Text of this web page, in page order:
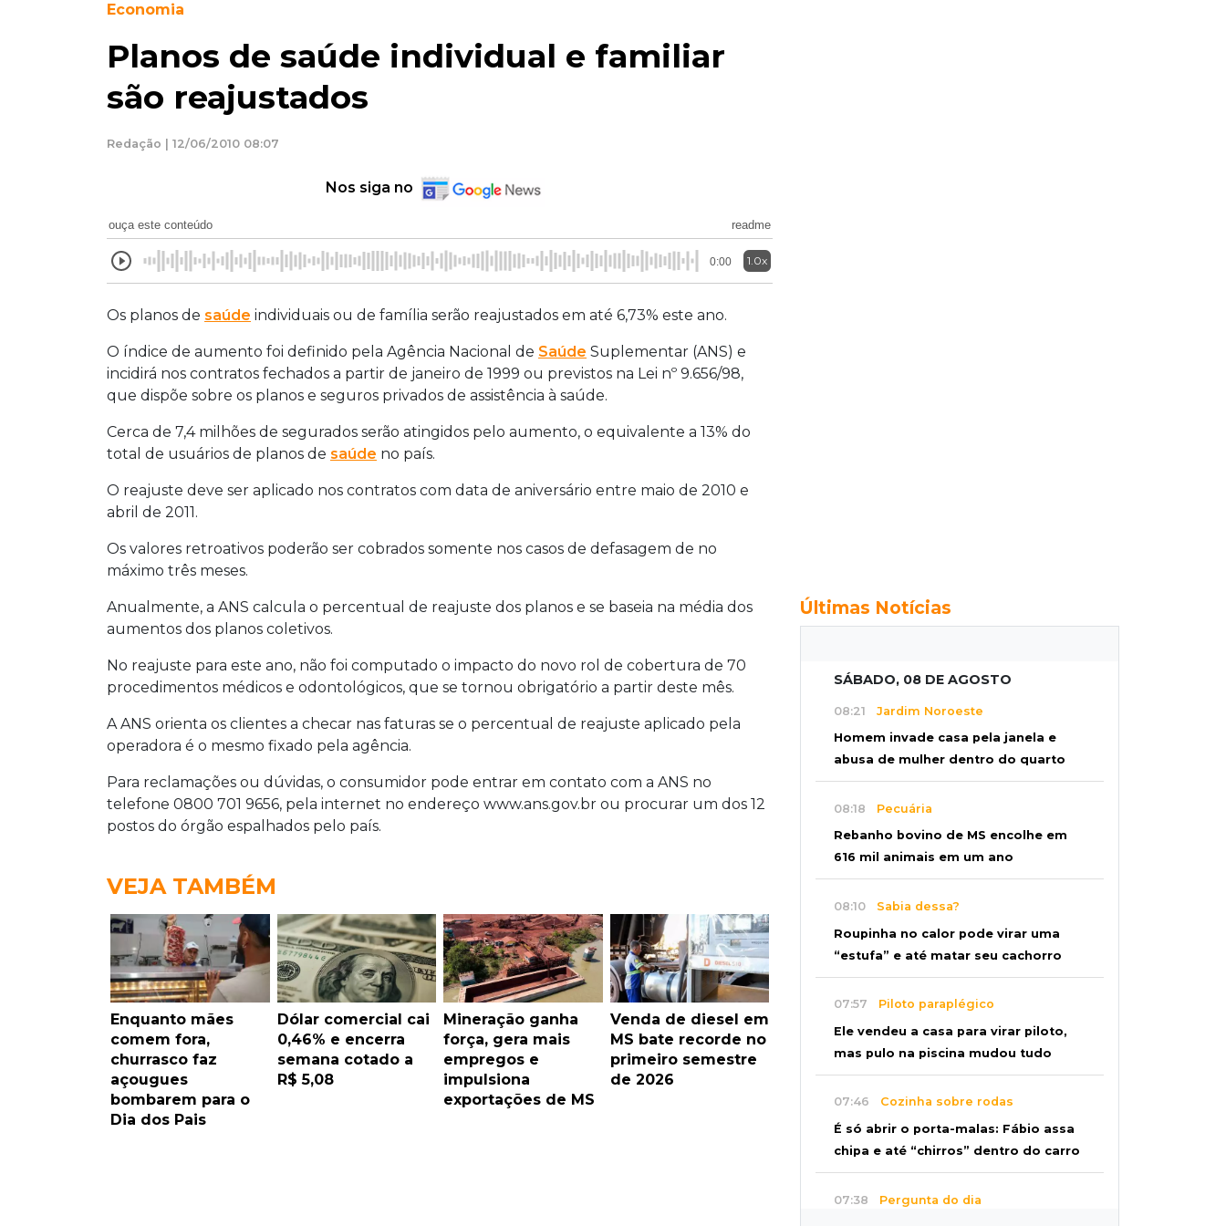
Economia
Planos de saúde individual e familiar
são reajustados
Redação | 12/06/2010 08:07
Nos siga no
ouça este conteúdo readme
0:00 1.0x
Os planos de saúde individuais ou de família serão reajustados em até 6,73% este ano.
O índice de aumento foi definido pela Agência Nacional de Saúde Suplementar (ANS) e
incidirá nos contratos fechados a partir de janeiro de 1999 ou previstos na Lei nº 9.656/98,
que dispõe sobre os planos e seguros privados de assistência à saúde.
Cerca de 7,4 milhões de segurados serão atingidos pelo aumento, o equivalente a 13% do
total de usuários de planos de saúde no país.
O reajuste deve ser aplicado nos contratos com data de aniversário entre maio de 2010 e
abril de 2011.
Os valores retroativos poderão ser cobrados somente nos casos de defasagem de no
máximo três meses.
Anualmente, a ANS calcula o percentual de reajuste dos planos e se baseia na média dos
aumentos dos planos coletivos.
No reajuste para este ano, não foi computado o impacto do novo rol de cobertura de 70
procedimentos médicos e odontológicos, que se tornou obrigatório a partir deste mês.
A ANS orienta os clientes a checar nas faturas se o percentual de reajuste aplicado pela
operadora é o mesmo fixado pela agência.
Para reclamações ou dúvidas, o consumidor pode entrar em contato com a ANS no
telefone 0800 701 9656, pela internet no endereço www.ans.gov.br ou procurar um dos 12
postos do órgão espalhados pelo país.
VEJA TAMBÉM
Enquanto mães
comem fora,
churrasco faz
açougues
bombarem para o
Dia dos Pais
Dólar comercial cai
0,46% e encerra
semana cotado a
R$ 5,08
Mineração ganha
força, gera mais
empregos e
impulsiona
exportações de MS
Venda de diesel em
MS bate recorde no
primeiro semestre
de 2026
Últimas Notícias
SÁBADO, 08 DE AGOSTO
08:21 Jardim Noroeste
Homem invade casa pela janela e
abusa de mulher dentro do quarto
08:18 Pecuária
Rebanho bovino de MS encolhe em
616 mil animais em um ano
08:10 Sabia dessa?
Roupinha no calor pode virar uma
“estufa” e até matar seu cachorro
07:57 Piloto paraplégico
Ele vendeu a casa para virar piloto,
mas pulo na piscina mudou tudo
07:46 Cozinha sobre rodas
É só abrir o porta-malas: Fábio assa
chipa e até “chirros” dentro do carro
07:38 Pergunta do dia